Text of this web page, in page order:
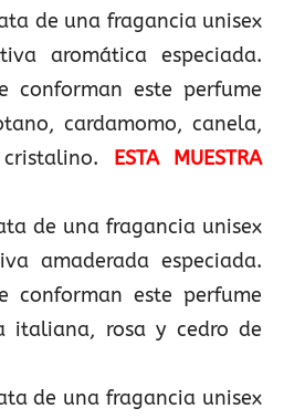
de una fragancia unisex
aromática especiada.
conforman este perfume
cardamomo, canela,
ESTA MUESTRA
de una fragancia unisex
amaderada especiada.
conforman este perfume
italiana, rosa y cedro de
de una fragancia unisex